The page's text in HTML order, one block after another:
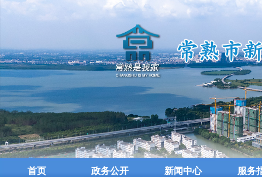
首页 政务公开 新闻中心 服务